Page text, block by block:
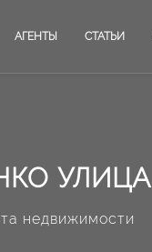
АГЕНТЫ СТАТЬИ
УЛИЦА
недвижимости